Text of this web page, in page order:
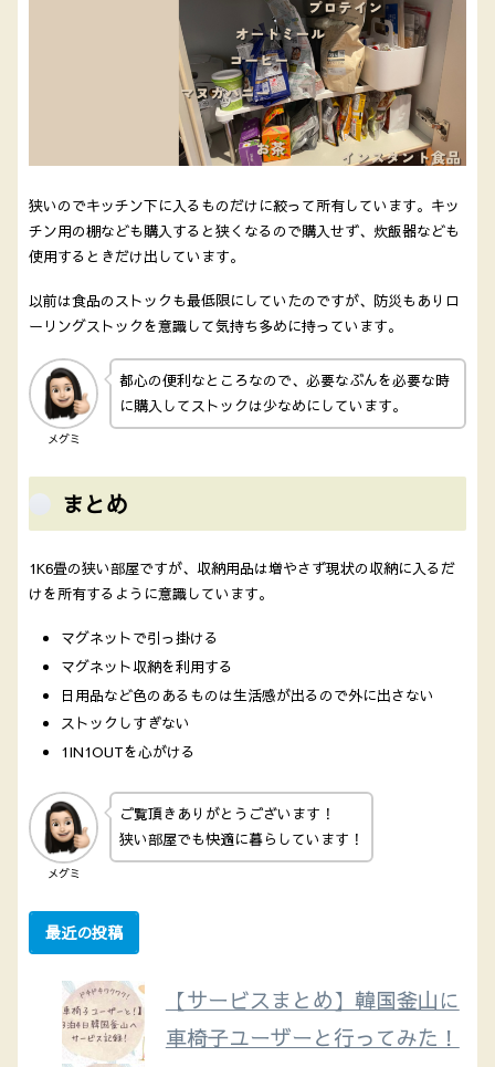
狭いのでキッチン下に入るものだけに絞って所有しています。キッ
チン用の棚なども購入すると狭くなるので購入せず、炊飯器なども
使用するときだけ出しています。
以前は食品のストックも最低限にしていたのですが、防災もありロ
ーリングストックを意識して気持ち多めに持っています。
メグミ
都心の便利なところなので、必要なぶんを必要な時
に購入してストックは少なめにしています。
まとめ
1K6畳の狭い部屋ですが、収納用品は増やさず現状の収納に入るだ
けを所有するように意識しています。
マグネットで引っ掛ける
マグネット収納を利用する
日用品など色のあるものは生活感が出るので外に出さない
ストックしすぎない
1IN1OUTを心がける
メグミ
ご覧頂きありがとうございます！
狭い部屋でも快適に暮らしています！
最近の投稿
【サービスまとめ】韓国釜山に
車椅子ユーザーと行ってみた！